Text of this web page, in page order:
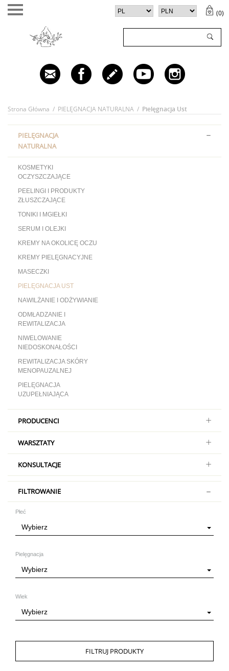
(0)
✕
TWÓJ KOSZYK (
Twój koszyk jest pusty
Strona Główna / PIELĘGNACJA NATURALNA / Pielęgnacja Ust
PIELĘGNACJA
NATURALNA
KOSMETYKI
OCZYSZCZAJĄCE
PEELINGI I PRODUKTY
ZŁUSZCZAJĄCE
TONIKI I MGIEŁKI
SERUM I OLEJKI
KREMY NA OKOLICĘ OCZU
KREMY PIELĘGNACYJNE
MASECZKI
PIELĘGNACJA UST
NAWILŻANIE I ODŻYWIANIE
ODMŁADZANIE I
REWITALIZACJA
NIWELOWANIE
NIEDOSKONAŁOŚCI
REWITALIZACJA SKÓRY
MENOPAUZALNEJ
PIELĘGNACJA
UZUPEŁNIAJĄCA
PRODUCENCI
WARSZTATY
KONSULTACJE
FILTROWANIE
Płeć
Wybierz
Pielęgnacja
Wybierz
Wiek
Wybierz
FILTRUJ PRODUKTY